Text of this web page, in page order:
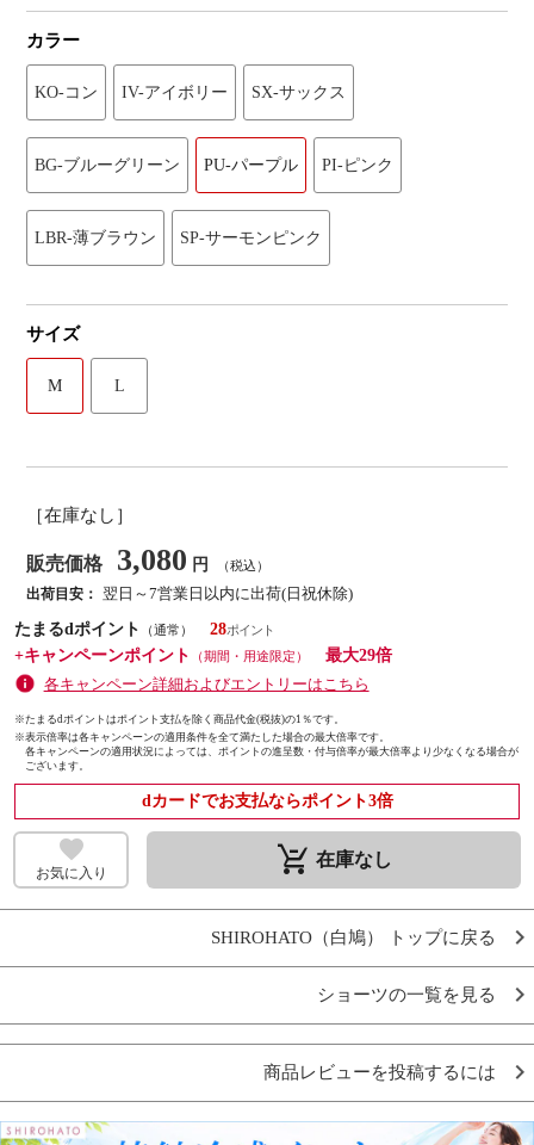
カラー
KO-コン IV-アイボリー SX-サックス
BG-ブルーグリーン PU-パープル PI-ピンク
LBR-薄ブラウン SP-サーモンピンク
サイズ
M L
［在庫なし］
販売価格 3,080 円 （税込）
出荷目安： 翌日～7営業日以内に出荷(日祝休除)
たまるdポイント
（通常）
28
+キャンペーンポイント
（期間・用途限定）
最大29倍
各キャンペーン詳細およびエントリーはこちら
※たまるdポイントはポイント支払を除く商品代金(税抜)の1％です。
※表示倍率は各キャンペーンの適用条件を全て満たした場合の最大倍率です。
各キャンペーンの適用状況によっては、ポイントの進呈数・付与倍率が最大倍率より少なくなる場合が
ございます。
dカードでお支払ならポイント3倍
お気に入り remove_shopping_cart 在庫なし
SHIROHATO（白鳩） トップに戻る
ショーツの一覧を見る
商品レビューを投稿するには